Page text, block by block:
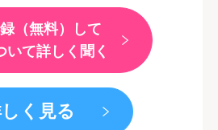
（無料）して
いて詳しく聞く
く見る